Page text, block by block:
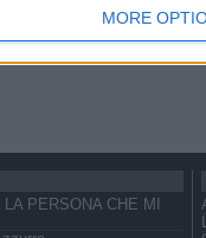
MORE
PERSONA CHE MI